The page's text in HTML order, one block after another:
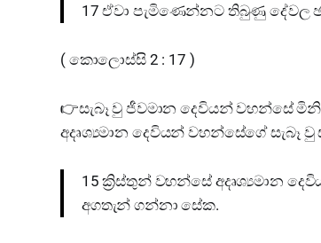
17 ඒවා පැමිණෙන්නට තිබුණු දේවල
( කොලොස්සි 2 : 17 )
👉සැබෑ වු ජීවමාන දෙවියන් වහන්සේ
අදෘශ්‍යමාන දෙවියන් වහන්සේගේ සැබෑ
15 ක්‍රිස්තුන් වහන්සේ අදෘශ්‍යමාන
අගතැන් ගන්නා සේක.